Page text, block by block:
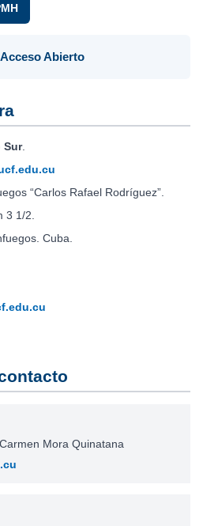
Abierto
Sur.
“Carlos Rafael Rodríguez”.
3 1/2.
Cuba.
Mora Quinatana